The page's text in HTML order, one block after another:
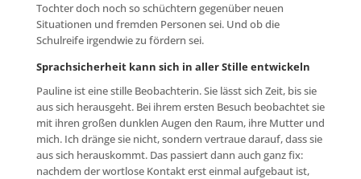
Tochter doch noch so schüchtern gegenüber neuen
Situationen und fremden Personen sei. Und ob die
Schulreife irgendwie zu fördern sei.
Sprachsicherheit kann sich in aller Stille entwickeln
Pauline ist eine stille Beobachterin. Sie lässt sich Zeit, bis sie
aus sich herausgeht. Bei ihrem ersten Besuch beobachtet sie
mit ihren großen dunklen Augen den Raum, ihre Mutter und
mich. Ich dränge sie nicht, sondern vertraue darauf, dass sie
aus sich herauskommt. Das passiert dann auch ganz fix:
nachdem der wortlose Kontakt erst einmal aufgebaut ist,